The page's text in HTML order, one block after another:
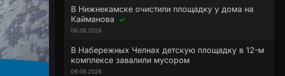
В Нижнекамске очистили площадку у дома на
Кайманова
06.08.2026
В Набережных Челнах детскую площадку в 12-м
комплексе завалили мусором
06.08.2026